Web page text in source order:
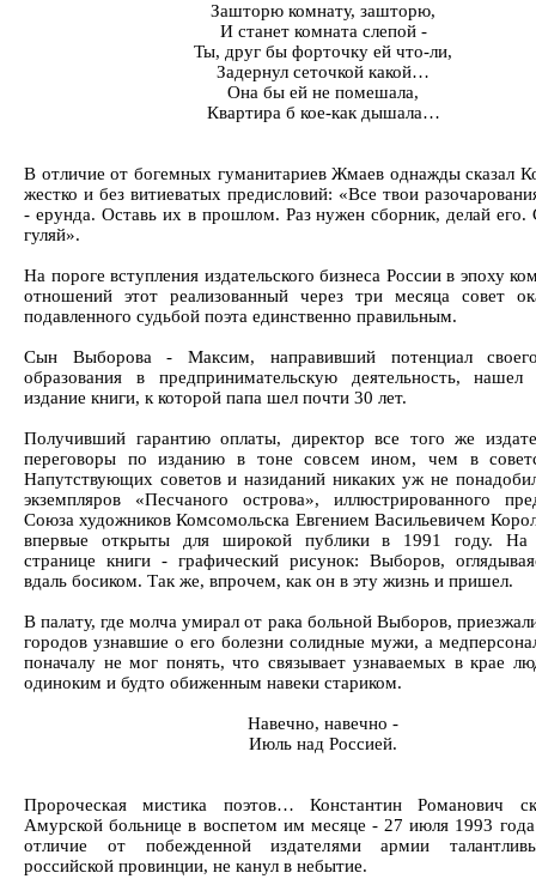
Зашторю комнату, зашторю,
И станет комната слепой -
Ты, друг бы форточку ей что-ли,
Задернул сеточкой какой…
Она бы ей не помешала,
Квартира б кое-как дышала…
В отличие от богемных гуманитариев Жмаев однажды сказал
жестко и без витиеватых предисловий: «Все твои
- ерунда. Оставь их в прошлом. Раз нужен сборник, делай его.
гуляй».
На пороге вступления издательского бизнеса России в эпоху
отношений этот реализованный через три месяца совет
подавленного судьбой поэта единственно правильным.
Сын Выборова - Максим, направивший потенциал
образования в предпринимательскую деятельность,
издание книги, к которой папа шел почти 30 лет.
Получивший гарантию оплаты, директор все того же
переговоры по изданию в тоне совсем ином, чем в
Напутствующих советов и назиданий никаких уж не
экземпляров «Песчаного острова», иллюстрированного
Союза художников Комсомольска Евгением Васильевичем
впервые открыты для широкой публики в 1991 году. На
странице книги - графический рисунок: Выборов,
вдаль босиком. Так же, впрочем, как он в эту жизнь и пришел.
В палату, где молча умирал от рака больной Выборов,
городов узнавшие о его болезни солидные мужи, а
поначалу не мог понять, что связывает узнаваемых в крае
одиноким и будто обиженным навеки стариком.
Навечно, навечно -
Июль над Россией.
Пророческая мистика поэтов… Константин Романович
Амурской больнице в воспетом им месяце - 27 июля 1993
отличие от побежденной издателями армии
российской провинции, не канул в небытие.